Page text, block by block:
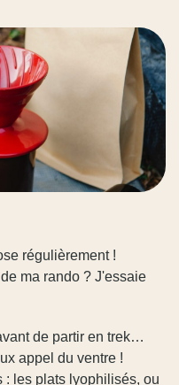
régulièrement !
ma rando ? J'essaie
de partir en trek…
appel du ventre !
: les plats lyophilisés, ou